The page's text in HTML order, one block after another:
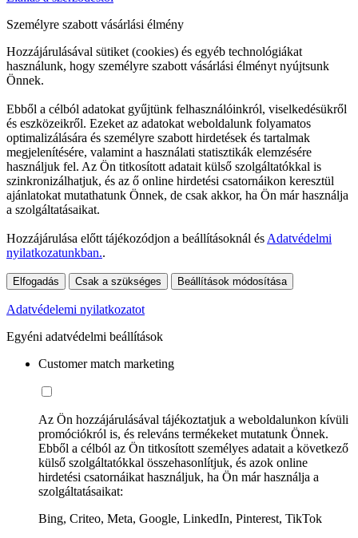
Személyre szabott vásárlási élmény
Hozzájárulásával sütiket (cookies) és egyéb technológiákat
használunk, hogy személyre szabott vásárlási élményt nyújtsunk
Önnek.
Ebből a célból adatokat gyűjtünk felhasználóinkról, viselkedésükről
és eszközeikről. Ezeket az adatokat weboldalunk folyamatos
optimalizálására és személyre szabott hirdetések és tartalmak
megjelenítésére, valamint a használati statisztikák elemzésére
használjuk fel. Az Ön titkosított adatait külső szolgáltatókkal is
szinkronizálhatjuk, és az ő online hirdetési csatornáikon keresztül
ajánlatokat mutathatunk Önnek, de csak akkor, ha Ön már használja
a szolgáltatásaikat.
Hozzájárulása előtt tájékozódjon a beállításoknál és Adatvédelmi
nyilatkozatunkban..
Elfogadás Csak a szükséges Beállítások módosítása
Adatvédelemi nyilatkozatot
Egyéni adatvédelmi beállítások
Customer match marketing
Az Ön hozzájárulásával tájékoztatjuk a weboldalunkon kívüli
promóciókról is, és releváns termékeket mutatunk Önnek.
Ebből a célból az Ön titkosított személyes adatait a következő
külső szolgáltatókkal összehasonlítjuk, és azok online
hirdetési csatornáikat használjuk, ha Ön már használja a
szolgáltatásaikat:
Bing, Criteo, Meta, Google, LinkedIn, Pinterest, TikTok